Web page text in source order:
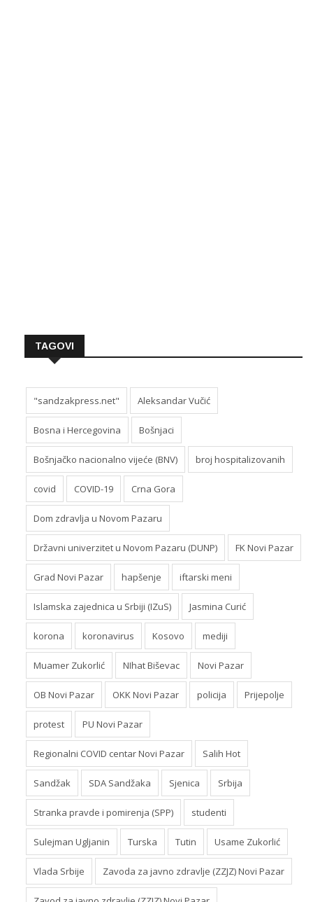
TAGOVI
"sandzakpress.net" Aleksandar Vučić
Bosna i Hercegovina Bošnjaci
Bošnjačko nacionalno vijeće (BNV) broj hospitalizovanih
covid COVID-19 Crna Gora
Dom zdravlja u Novom Pazaru
Državni univerzitet u Novom Pazaru (DUNP) FK Novi Pazar
Grad Novi Pazar hapšenje iftarski meni
Islamska zajednica u Srbiji (IZuS) Jasmina Curić
korona koronavirus Kosovo mediji
Muamer Zukorlić NIhat Biševac Novi Pazar
OB Novi Pazar OKK Novi Pazar policija Prijepolje
protest PU Novi Pazar
Regionalni COVID centar Novi Pazar Salih Hot
Sandžak SDA Sandžaka Sjenica Srbija
Stranka pravde i pomirenja (SPP) studenti
Sulejman Ugljanin Turska Tutin Usame Zukorlić
Vlada Srbije Zavoda za javno zdravlje (ZZJZ) Novi Pazar